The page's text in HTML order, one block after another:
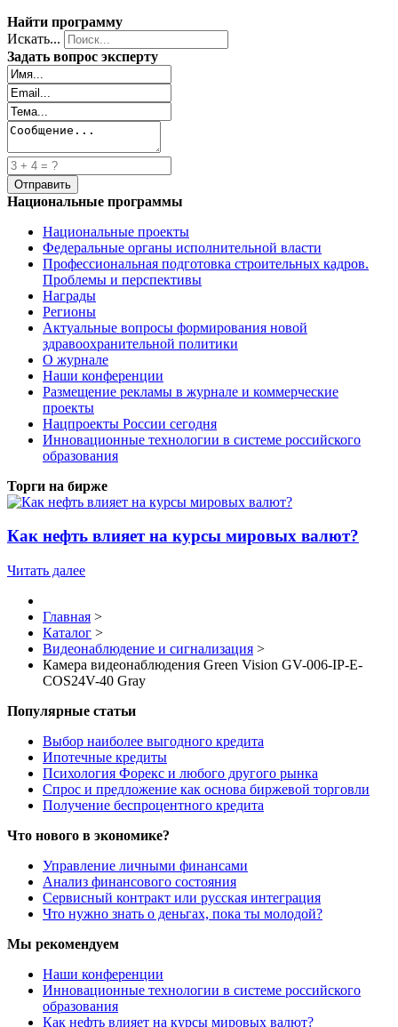
Найти программу
Искать...
Задать вопрос эксперту
Национальные программы
Национальные проекты
Федеральные органы исполнительной власти
Профессиональная подготовка строительных кадров.
Проблемы и перспективы
Награды
Регионы
Актуальные вопросы формирования новой
здравоохранительной политики
О журнале
Наши конференции
Размещение рекламы в журнале и коммерческие
проекты
Нацпроекты России сегодня
Инновационные технологии в системе российского
образования
Торги на бирже
Как нефть влияет на курсы мировых валют?
Читать далее
Главная >
Каталог >
Видеонаблюдение и сигнализация >
Камера видеонаблюдения Green Vision GV-006-IP-E-
COS24V-40 Gray
Популярные статьи
Выбор наиболее выгодного кредита
Ипотечные кредиты
Психология Форекс и любого другого рынка
Спрос и предложение как основа биржевой торговли
Получение беспроцентного кредита
Что нового в экономике?
Управление личными финансами
Анализ финансового состояния
Сервисный контракт или русская интеграция
Что нужно знать о деньгах, пока ты молодой?
Мы рекомендуем
Наши конференции
Инновационные технологии в системе российского
образования
Как нефть влияет на курсы мировых валют?